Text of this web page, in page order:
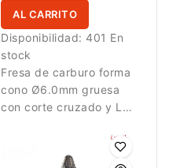
AL CARRITO
Disponibilidad: 401 En
stock
Fresa de carburo forma
cono Ø6.0mm gruesa
con corte cruzado y LT
eliminación eficiente de
material en trabajos